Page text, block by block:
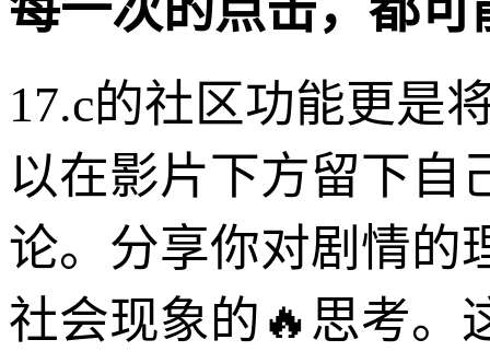
17.c的社区功能更是
以在影片下方留下自
论。分享你对剧情的
社会现象的🔥思考。